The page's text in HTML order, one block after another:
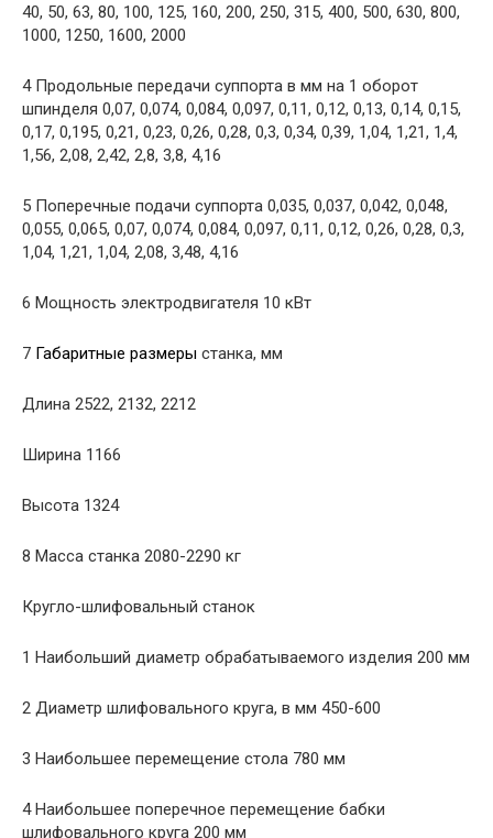
40, 50, 63, 80, 100, 125, 160, 200, 250, 315, 400, 500, 630, 800,
1000, 1250, 1600, 2000
4 Продольные передачи суппорта в мм на 1 оборот
шпинделя 0,07, 0,074, 0,084, 0,097, 0,11, 0,12, 0,13, 0,14, 0,15,
0,17, 0,195, 0,21, 0,23, 0,26, 0,28, 0,3, 0,34, 0,39, 1,04, 1,21, 1,4,
1,56, 2,08, 2,42, 2,8, 3,8, 4,16
5 Поперечные подачи суппорта 0,035, 0,037, 0,042, 0,048,
0,055, 0,065, 0,07, 0,074, 0,084, 0,097, 0,11, 0,12, 0,26, 0,28, 0,3,
1,04, 1,21, 1,04, 2,08, 3,48, 4,16
6 Мощность электродвигателя 10 кВт
7 Габаритные размеры станка, мм
Длина 2522, 2132, 2212
Ширина 1166
Высота 1324
8 Масса станка 2080-2290 кг
Кругло-шлифовальный станок
1 Наибольший диаметр обрабатываемого изделия 200 мм
2 Диаметр шлифовального круга, в мм 450-600
3 Наибольшее перемещение стола 780 мм
4 Наибольшее поперечное перемещение бабки
шлифовального круга 200 мм